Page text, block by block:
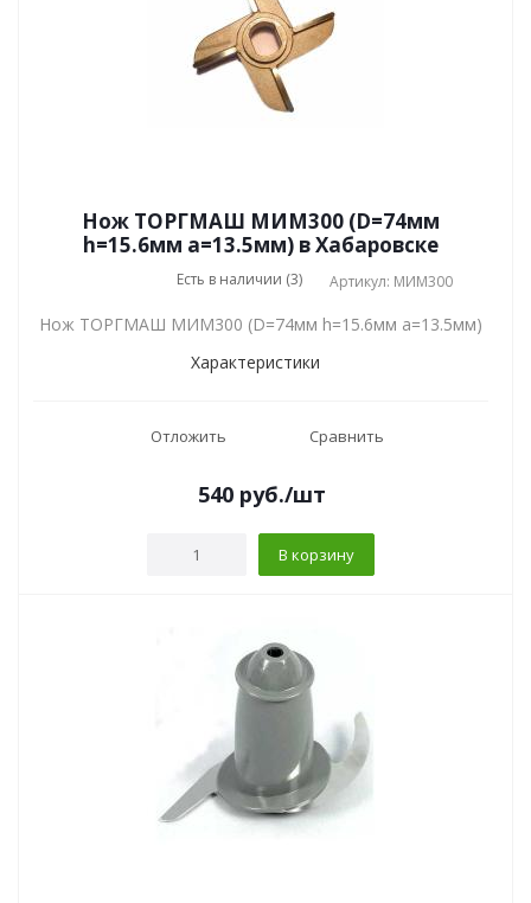
Нож ТОРГМАШ МИМ300 (D=74мм
h=15.6мм a=13.5мм) в Хабаровске
Есть в наличии (3) Артикул: МИМ300
Нож ТОРГМАШ МИМ300 (D=74мм h=15.6мм a=13.5мм)
Характеристики
Отложить Сравнить
540руб./шт
В корзину